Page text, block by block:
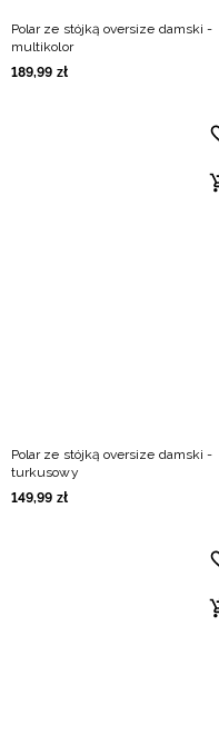
Polar ze stójką oversize damski -
multikolor
189,99 zł
Polar ze stójką oversize damski -
turkusowy
149,99 zł